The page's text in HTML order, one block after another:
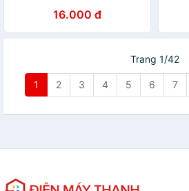
16.000 đ
Trang 1/42
1 2 3 4 5 6 7